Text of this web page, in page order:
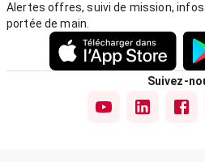
Alertes offres, suivi de mission,
portée de main.
Suivez-